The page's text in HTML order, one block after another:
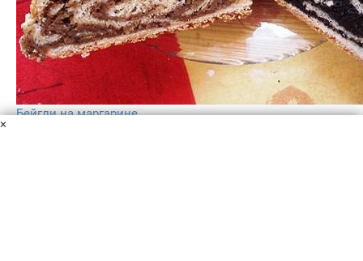
Бейгли на маргарине
×